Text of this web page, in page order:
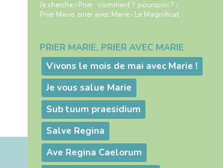
Je cherche › Prier : comment ? pourquoi ? ›
Prier Marie, prier avec Marie › Le Magnificat
Navigation
PRIER MARIE, PRIER AVEC MARIE
Vivons le mois de mai avec Marie !
Je vous salue Marie
Sub tuum praesidium
Salve Regina
Ave Regina Caelorum